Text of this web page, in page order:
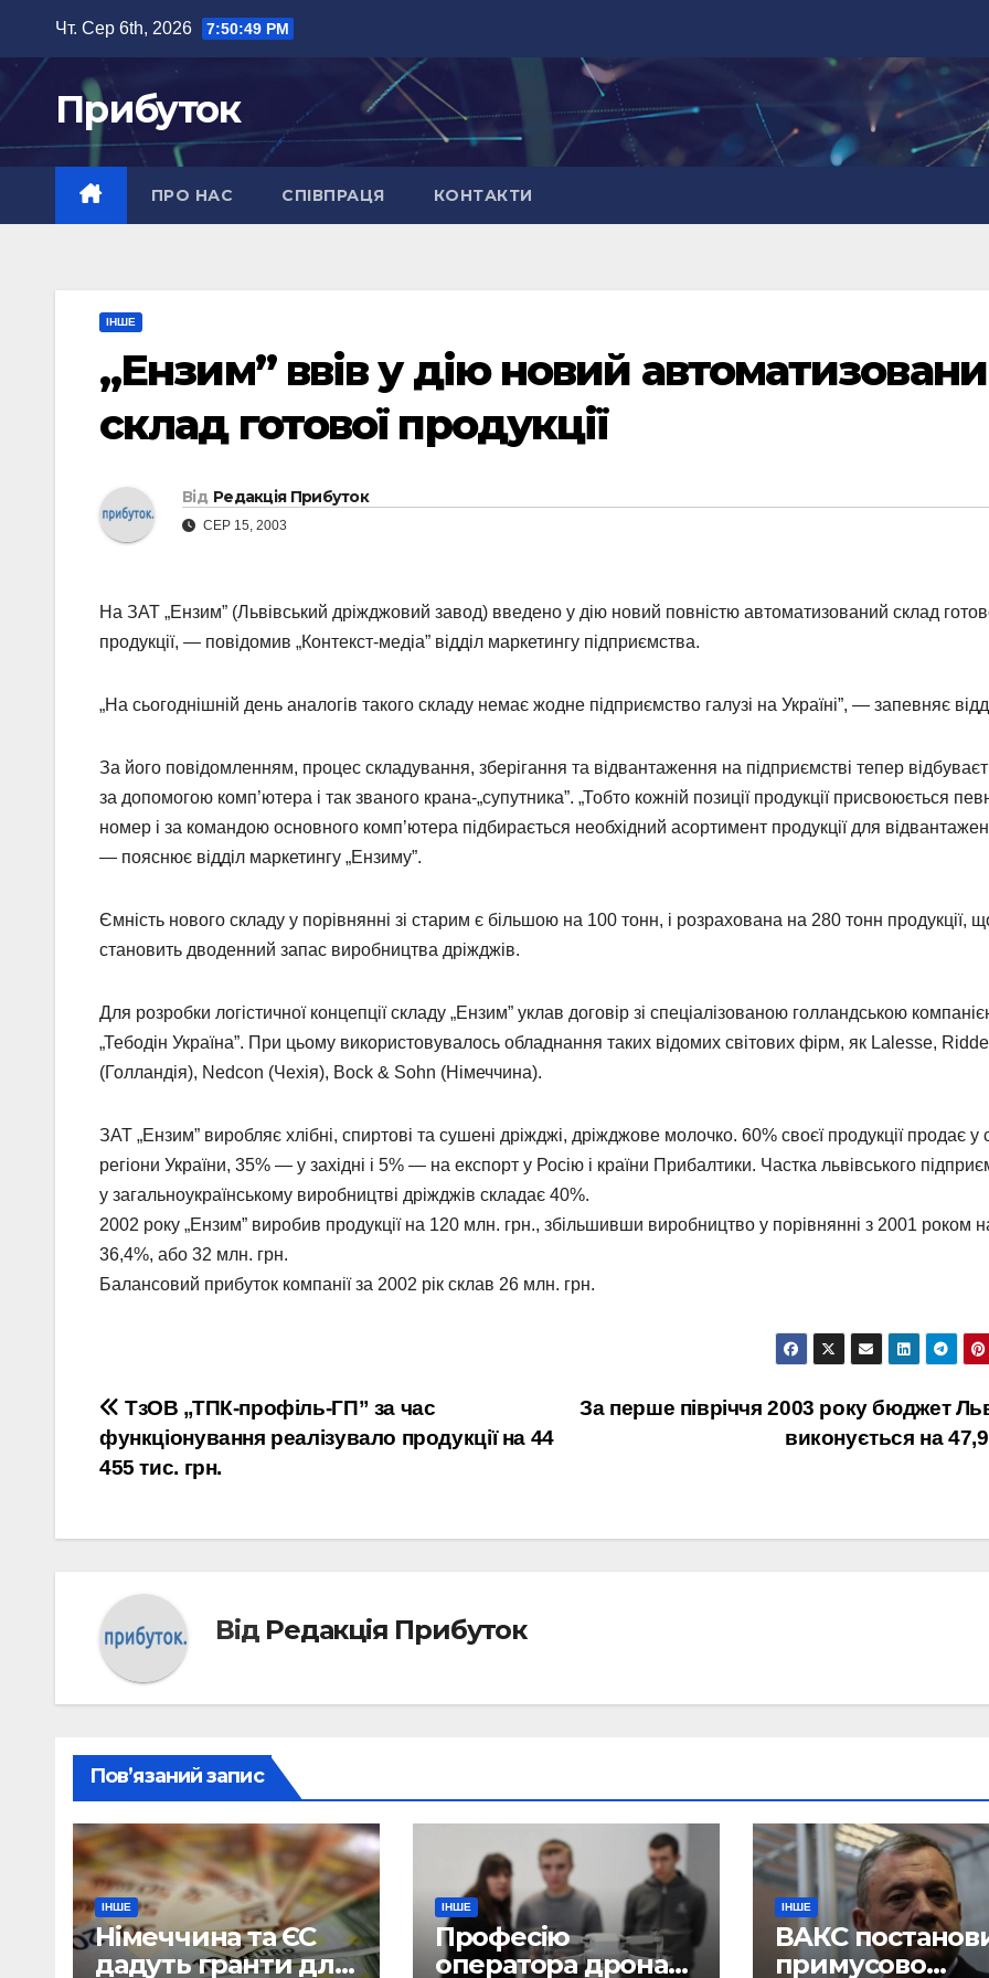
вмісту
Чт. Сер 6th, 2026 7:50:50 PM
Прибуток
ПРО НАС СПІВПРАЦЯ КОНТАКТИ
ІНШЕ
„Ензим” ввів у дію новий
склад готової продукції
Від Редакція Прибуток
СЕР 15, 2003
На ЗАТ „Ензим” (Львівський дріжджовий завод) введено у дію новий повністю автоматизований склад
продукції, — повідомив „Контекст-медіа” відділ маркетингу підприємства.
„На сьогоднішній день аналогів такого складу немає жодне підприємство галузі на Україні”, — запевняє
За його повідомленням, процес складування, зберігання та відвантаження на підприємстві тепер
за допомогою комп’ютера і так званого крана-„супутника”. „Тобто кожній позиції продукції присвоюється
номер і за командою основного комп’ютера підбирається необхідний асортимент продукції для
— пояснює відділ маркетингу „Ензиму”.
Ємність нового складу у порівнянні зі старим є більшою на 100 тонн, і розрахована на 280 тонн продукції,
становить дводенний запас виробництва дріжджів.
Для розробки логістичної концепції складу „Ензим” уклав договір зі спеціалізованою голландською
„Тебодін Україна”. При цьому використовувалось обладнання таких відомих світових фірм, як Lalesse,
(Голландія), Nedcon (Чехія), Воck & Sohn (Німеччина).
ЗАТ „Ензим” виробляє хлібні, спиртові та сушені дріжджі, дріжджове молочко. 60% своєї продукції продає у
регіони України, 35% — у західні і 5% — на експорт у Росію і країни Прибалтики. Частка львівського
у загальноукраїнському виробництві дріжджів складає 40%.
2002 року „Ензим” виробив продукції на 120 млн. грн., збільшивши виробництво у порівнянні з 2001 роком
36,4%, або 32 млн. грн.
Балансовий прибуток компанії за 2002 рік склав 26 млн. грн.
Навігація
записів
За перше півріччя 2003 року бюджет
виконується на
ТзОВ „ТПК-профіль-ГП” за час
функціонування реалізувало продукції на 44
455 тис. грн.
Від Редакція Прибуток
Пов’язаний запис
ІНШЕ
Німеччина та ЄС
дадуть гранти для
ІНШЕ
Професію
оператора дрона
ІНШЕ
ВАКС
примусово